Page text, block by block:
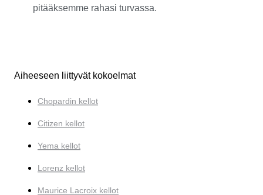
pitääksemme rahasi turvassa.
Aiheeseen liittyvät kokoelmat
Chopardin kellot
Citizen kellot
Yema kellot
Lorenz kellot
Maurice Lacroix kellot